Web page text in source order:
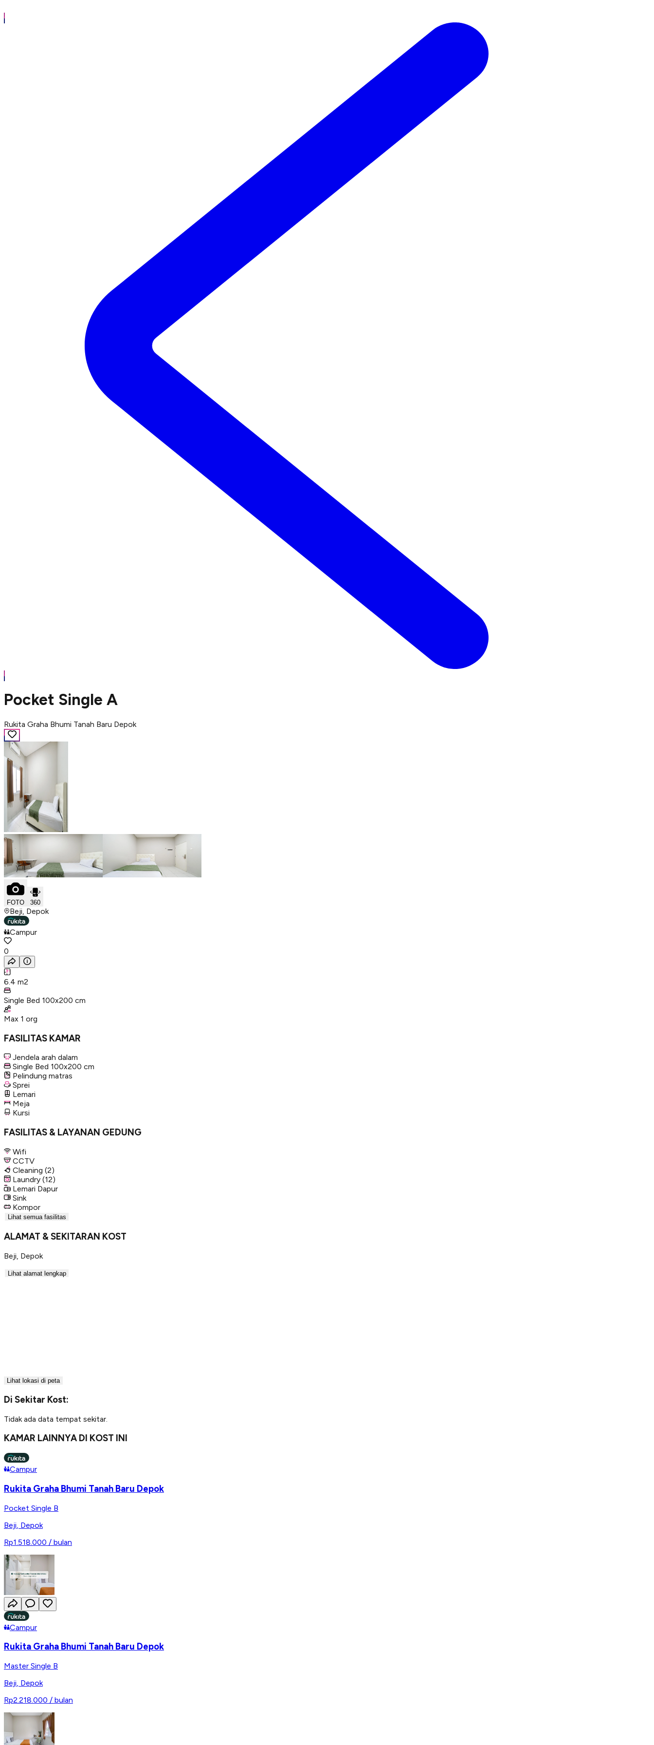
Pocket Single A
Rukita Graha Bhumi Tanah Baru Depok
FOTO 360
Beji, Depok
Campur
0
6.4 m2
Single Bed 100x200 cm
Max 1 org
FASILITAS KAMAR
Jendela arah dalam
Single Bed 100x200 cm
Pelindung matras
Sprei
Lemari
Meja
Kursi
FASILITAS & LAYANAN GEDUNG
Wifi
CCTV
Cleaning (2)
Laundry (12)
Lemari Dapur
Sink
Kompor
Lihat semua fasilitas
ALAMAT & SEKITARAN KOST
Beji Depok
Lihat alamat lengkap
Lihat lokasi di peta
Di Sekitar Kost:
Tidak ada data tempat sekitar.
KAMAR LAINNYA DI KOST INI
Campur
Rukita Graha Bhumi Tanah Baru Depok
Pocket Single B
Beji Depok
Rp1.518.000 / bulan
Campur
Rukita Graha Bhumi Tanah Baru Depok
Master Single B
Beji, Depok
Rp2.218.000 / bulan